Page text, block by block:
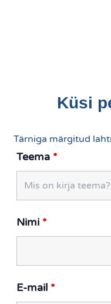
Küsi
Tärniga märgitud
Teema *
Nimi *
E-mail *